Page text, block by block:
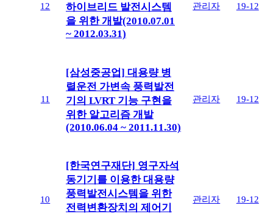
12
하이브리드 발전시스템
을 위한 개발(2010.07.01
~ 2012.03.31)
관리자 19-12
11
[삼성중공업] 대용량 병
렬운전 가변속 풍력발전
기의 LVRT 기능 구현을
위한 알고리즘 개발
(2010.06.04 ~ 2011.11.30)
관리자 19-12
10
[한국연구재단] 영구자석
동기기를 이용한 대용량
풍력발전시스템을 위한
전력변환장치의 제어기
관리자 19-12